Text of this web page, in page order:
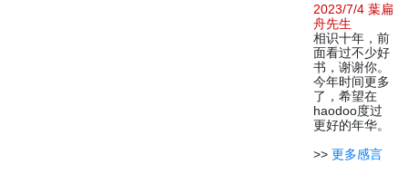
2023/7/4 葉扁
舟先生
相识十年，前
面看过不少好
书，谢谢你。
今年时间更多
了，希望在
haodoo度过
更好的年华。
>> 更多感言